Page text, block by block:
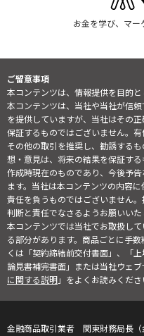
お金を学び、マー
ご留意事項
本コンテンツは、情報提供を目的と
本コンテンツは、当社や当社が信
を提供していますが、当社はその
保証するものではございません。有
その他の取引を推奨し、勧誘する
想・意見は、将来の結果を保証す
作成時現在のものであり、今後予
ます。当社は本コンテンツの内容
責任を負うものではございません
判断と責任でなさるようお願いいた
本コンテンツでは当社でお取扱し
る部分があります。商品ごとに手
くは「契約締結前交付書面」、「
論見書補完書面」または当社ウェ
に関する説明」をよくお読みくださ
金融商品取引業者 関東財務局長（